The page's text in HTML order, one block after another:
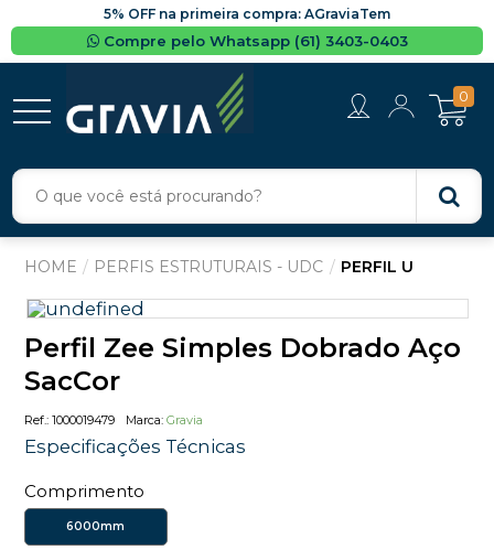
5% OFF na primeira compra: AGraviaTem
Compre pelo Whatsapp (61) 3403-0403
0
PERFIS ESTRUTURAIS - UDC PERFIL U
Perfil Zee Simples Dobrado Aço
SacCor
1000019479 Gravia
Especificações Técnicas
Comprimento
6000mm